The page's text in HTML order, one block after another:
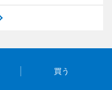
買う